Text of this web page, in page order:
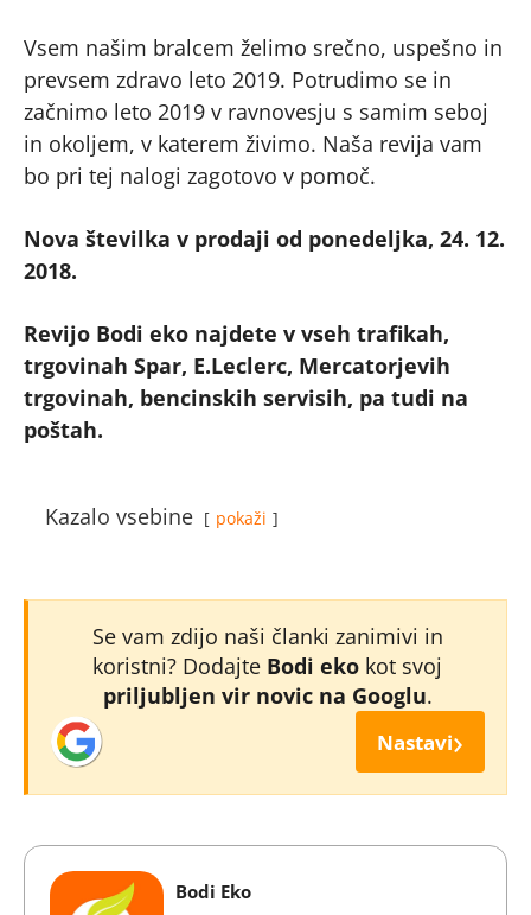
Vsem našim bralcem želimo srečno, uspešno in
prevsem zdravo leto 2019. Potrudimo se in
začnimo leto 2019 v ravnovesju s samim seboj
in okoljem, v katerem živimo. Naša revija vam
bo pri tej nalogi zagotovo v pomoč.
Nova številka v prodaji od ponedeljka, 24. 12.
2018.
Revijo Bodi eko najdete v vseh trafikah,
trgovinah Spar, E.Leclerc, Mercatorjevih
trgovinah, bencinskih servisih, pa tudi na
poštah.
Kazalo vsebine pokaži
Se vam zdijo naši članki zanimivi in
koristni? Dodajte Bodi eko kot svoj
priljubljen vir novic na Googlu.
Nastavi›
Bodi Eko